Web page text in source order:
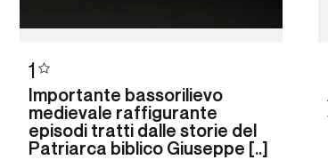
1
Importante bassorilievo
medievale raffigurante
episodi tratti dalle storie del
Patriarca biblico Giuseppe [..]